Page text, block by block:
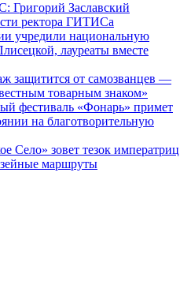
Григорий Заславский
ректора ГИТИСа
учредили национальную
лауреаты вместе
защитится от самозванцев —
товарным знаком»
фестиваль «Фонарь» примет
на благотворительную
Село» зовет тезок императриц
маршруты